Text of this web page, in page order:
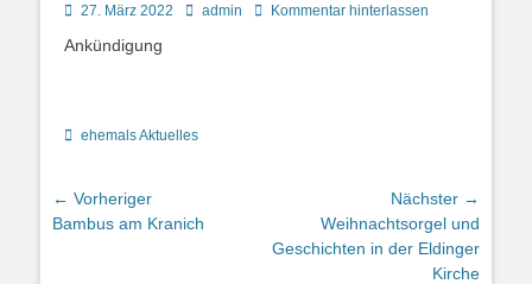
Posted
27. März 2022 Autoradmin Kommentar hinterlassen
Ankündigung
Kategorien
ehemals Aktuelles
Beitragsnavigation
← Vorheriger
Vorheriger
Bambus am Kranich
Nächster →
Nächster
Beitrag:
Weihnachtsorgel und
Geschichten in der Eldinger
Kirche